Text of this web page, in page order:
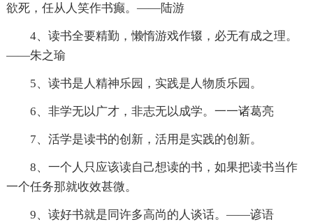
欲死，任从人笑作书癫。——陆游
4、读书全要精勤，懒惰游戏作辍，必无有成之理。
——朱之瑜
5、读书是人精神乐园，实践是人物质乐园。
6、非学无以广才，非志无以成学。一一诸葛亮
7、活学是读书的创新，活用是实践的创新。
8、一个人只应该读自己想读的书，如果把读书当作
一个任务那就收效甚微。
9、读好书就是同许多高尚的人谈话。——谚语